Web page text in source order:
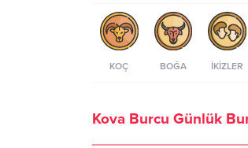
KOÇ BOĞA İKIZLER
Kova Burcu Günlük